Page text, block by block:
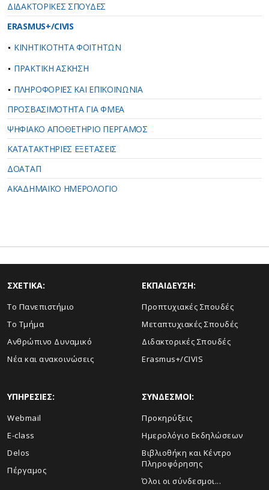
ΔΙΔΑΚΤΟΡΙΚΕΣ ΣΠΟΥΔΕΣ
ERASMUS+/CIVIS
ΚΙΝΗΤΙΚΟΤΗΤΑ ΦΟΙΤΗΤΩΝ
ΠΡΑΚΤΙΚΗ ΑΣΚΗΣΗ
ΠΛΗΡΟΦΟΡΙΕΣ ΚΑΙ ΕΠΙΚΟΙΝΩΝΙΑ
ΠΡΟΣΒΑΣΙΜΟΤΗΤΑ ΓΙΑ ΦΜΕΑ
ΨΗΦΙΑΚΟ ΑΠΟΘΕΤΗΡΙΟ ΠΕΡΓΑΜΟΣ
ΚΑΤΑΤΑΚΤΗΡΙΕΣ ΕΞΕΤΑΣΕΙΣ
ΔΟΑΤΑΠ
ΑΚΑΔΗΜΑΪΚΟ ΗΜΕΡΟΛΟΓΙΟ
ΣΧΕΤΙΚΑ:
Το Πανεπιστήμιο
Το Τμήμα
Ανθρώπινο Δυναμικό
Νέα και ανακοινώσεις
ΕΚΠΑΙΔΕΥΣΗ:
Προπτυχιακές Σπουδές
Μεταπτυχιακές Σπουδές
Διδακτορικές Σπουδές
Erasmus+/CIVIS
ΥΠΗΡΕΣΙΕΣ:
Webmail
E-class
Delos
Πέργαμος
ΣΥΝΔΕΣΜΟΙ:
Προκηρύξεις
Ημερολόγιο Εκδηλώσεων
Βιβλιοθήκη και Κέντρο
Πληροφόρησης
Όλοι οι σύνδεσμοι...